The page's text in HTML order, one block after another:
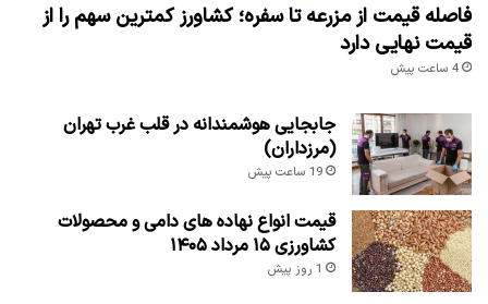
فاصله قیمت از مزرعه تا سفره؛ کشاورز کمترین سهم را از
قیمت نهایی دارد
4 ساعت پیش
جابجایی هوشمندانه در قلب غرب تهران
(مرزداران)
19 ساعت پیش
قیمت انواع نهاده های دامی و محصولات
کشاورزی ۱۵ مرداد ۱۴۰۵
1 روز پیش